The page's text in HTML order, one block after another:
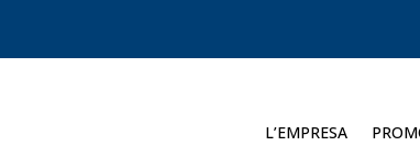
L’EMPRESA